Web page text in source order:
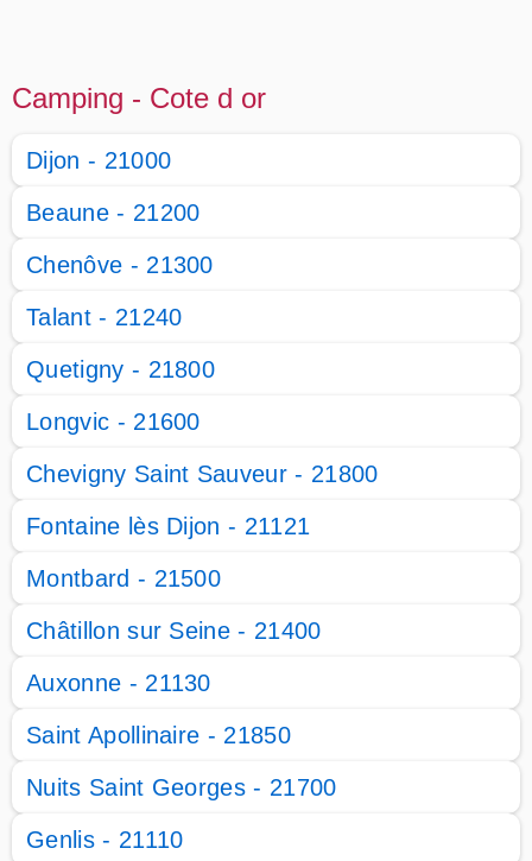
Camping - Cote d or
Dijon - 21000
Beaune - 21200
Chenôve - 21300
Talant - 21240
Quetigny - 21800
Longvic - 21600
Chevigny Saint Sauveur - 21800
Fontaine lès Dijon - 21121
Montbard - 21500
Châtillon sur Seine - 21400
Auxonne - 21130
Saint Apollinaire - 21850
Nuits Saint Georges - 21700
Genlis - 21110